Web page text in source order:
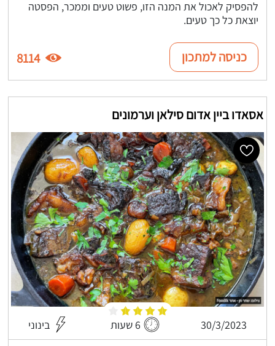
להפסיק לאכול את המנה הזו, פשוט טעים וממכר, הפסטה
יוצאת כל כך טעים.
כניסה למתכון 8114
אסאדו ביין אדום סילאן וערמונים
30/3/2023 6 שעות בינוני